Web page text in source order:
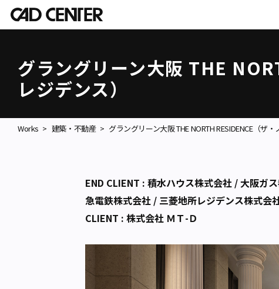
グラングリーン大阪 THE
レジデンス）
Works 建築・不動産 グラングリーン大阪 THE NORTH RESIDENCE（ザ・
END CLIENT : 積水ハウス株式会社 / 大阪ガ
急電鉄株式会社 / 三菱地所レジデンス株式会
CLIENT : 株式会社 ＭＴ-Ｄ